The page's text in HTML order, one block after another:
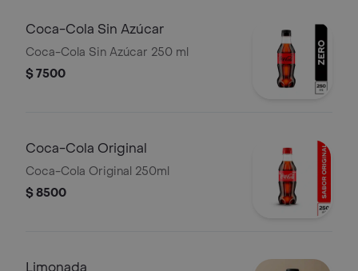
Coca-Cola Sin Azúcar
Coca-Cola Sin Azúcar 250 ml
$ 7500
Coca-Cola Original
Coca-Cola Original 250ml
$ 8500
Limonada